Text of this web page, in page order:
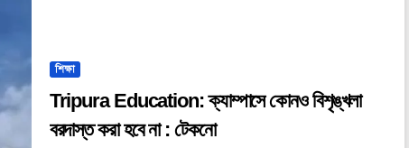
শিক্ষা
Tripura Education: ক্যাম্পাসে কোনও বিশৃঙ্খলা
বরদাস্ত করা হবে না : টেকনো